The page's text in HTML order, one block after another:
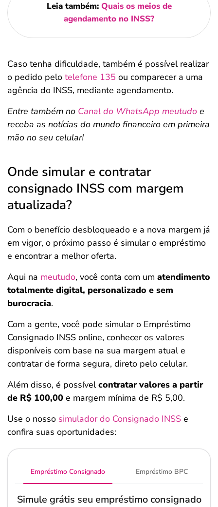
Leia também: Quais os meios de
agendamento no INSS?
Caso tenha dificuldade, também é possível realizar
o pedido pelo telefone 135 ou comparecer a uma
agência do INSS, mediante agendamento.
Entre também no Canal do WhatsApp meutudo e
receba as notícias do mundo financeiro em primeira
mão no seu celular!
Onde simular e contratar
consignado INSS com margem
atualizada?
Com o benefício desbloqueado e a nova margem já
em vigor, o próximo passo é simular o empréstimo
e encontrar a melhor oferta.
Aqui na meutudo, você conta com um atendimento
totalmente digital, personalizado e sem
burocracia.
Com a gente, você pode simular o Empréstimo
Consignado INSS online, conhecer os valores
disponíveis com base na sua margem atual e
contratar de forma segura, direto pelo celular.
Além disso, é possívelcontratar valores a partir
de R$ 100,00 e margem mínima de R$ 5,00.
Use o nosso simulador do Consignado INSS e
confira suas oportunidades:
Empréstimo Consignado Empréstimo BPC
Simule grátis seu empréstimo consignado